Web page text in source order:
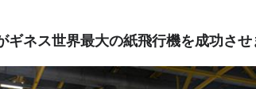
ギネス世界最大の紙飛行機を成功させ